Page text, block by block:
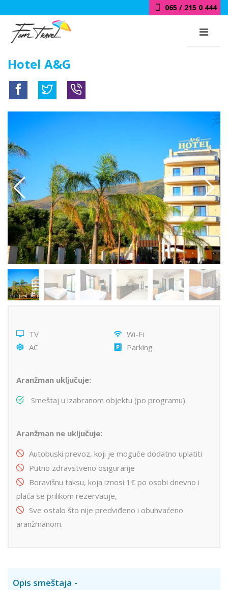
018 / 415 0 444
Hotel A&G
TV
Wi-Fi
AC
Parking
Aranžman uključuje:
Smeštaj u izabranom objektu (po programu).
Aranžman ne uključuje:
Autobuski prevoz, koji je moguće dodatno uplatiti
Putno zdravstveno osiguranje
Boravišnu taksu, koja iznosi 1€ po osobi dnevno i
plaća se prilikom rezervacije,
Sve ostalo što nije predviđeno i obuhvaćeno
aranžmanom.
Opis smeštaja